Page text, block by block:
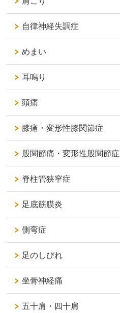
自律神経失調症
めまい
耳鳴り
頭痛
膝痛・変形性膝関節症
股関節痛・変形性股関節症
脊柱管狭窄症
足底筋膜炎
側弯症
足のしびれ
坐骨神経痛
五十肩・四十肩